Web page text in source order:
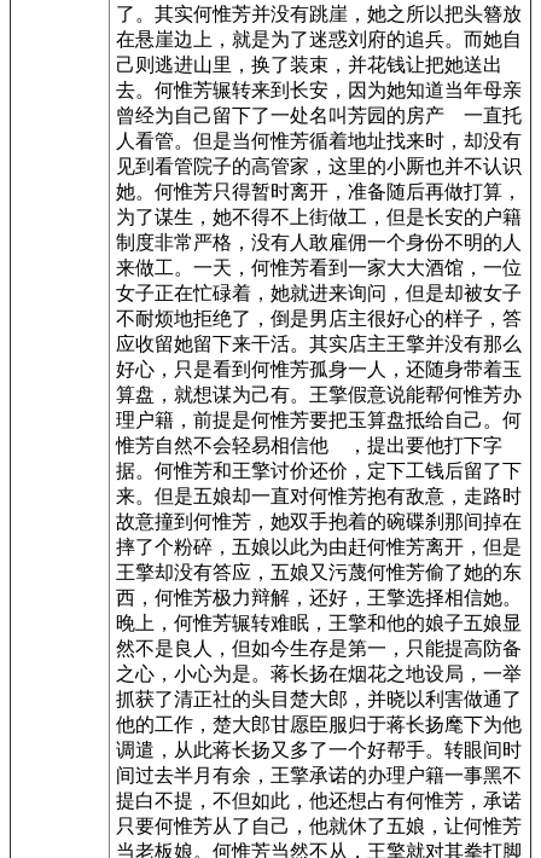
了。其实何惟芳并没有跳崖，她之所以把头簪放
在悬崖边上，就是为了迷惑刘府的追兵。而她自
己则逃进山里，换了装束，并花钱让把她送出
去。何惟芳辗转来到长安，因为她知道当年母亲
曾经为自己留下了一处名叫芳园的房产 一直托
人看管。但是当何惟芳循着地址找来时，却没有
见到看管院子的高管家，这里的小厮也并不认识
她。何惟芳只得暂时离开，准备随后再做打算，
为了谋生，她不得不上街做工，但是长安的户籍
制度非常严格，没有人敢雇佣一个身份不明的人
来做工。一天，何惟芳看到一家大大酒馆，一位
女子正在忙碌着，她就进来询问，但是却被女子
不耐烦地拒绝了，倒是男店主很好心的样子，答
应收留她留下来干活。其实店主王擎并没有那么
好心，只是看到何惟芳孤身一人，还随身带着玉
算盘，就想谋为己有。王擎假意说能帮何惟芳办
理户籍，前提是何惟芳要把玉算盘抵给自己。何
惟芳自然不会轻易相信他 ，提出要他打下字
据。何惟芳和王擎讨价还价，定下工钱后留了下
来。但是五娘却一直对何惟芳抱有敌意，走路时
故意撞到何惟芳，她双手抱着的碗碟刹那间掉在
摔了个粉碎，五娘以此为由赶何惟芳离开，但是
王擎却没有答应，五娘又污蔑何惟芳偷了她的东
西，何惟芳极力辩解，还好，王擎选择相信她。
晚上，何惟芳辗转难眠，王擎和他的娘子五娘显
然不是良人，但如今生存是第一，只能提高防备
之心，小心为是。蒋长扬在烟花之地设局，一举
抓获了清正社的头目楚大郎，并晓以利害做通了
他的工作，楚大郎甘愿臣服归于蒋长扬麾下为他
调遣，从此蒋长扬又多了一个好帮手。转眼间时
间过去半月有余，王擎承诺的办理户籍一事黑不
提白不提，不但如此，他还想占有何惟芳，承诺
只要何惟芳从了自己，他就休了五娘，让何惟芳
当老板娘。何惟芳当然不从，王擎就对其拳打脚